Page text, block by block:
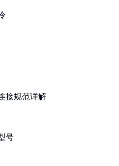
接规范详解
号